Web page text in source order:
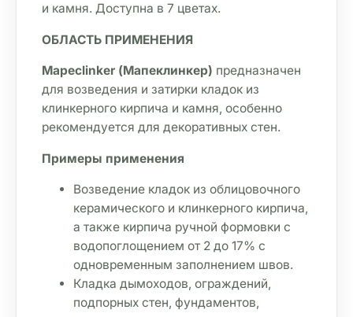
и камня. Доступна в 7 цветах.
ОБЛАСТЬ ПРИМЕНЕНИЯ
Mapeclinker (Мапеклинкер) предназначен
для возведения и затирки кладок из
клинкерного кирпича и камня, особенно
рекомендуется для декоративных стен.
Примеры применения
Возведение кладок из облицовочного
керамического и клинкерного кирпича,
а также кирпича ручной формовки с
водопоглощением от 2 до 17% с
одновременным заполнением швов.
Кладка дымоходов, ограждений,
подпорных стен, фундаментов,